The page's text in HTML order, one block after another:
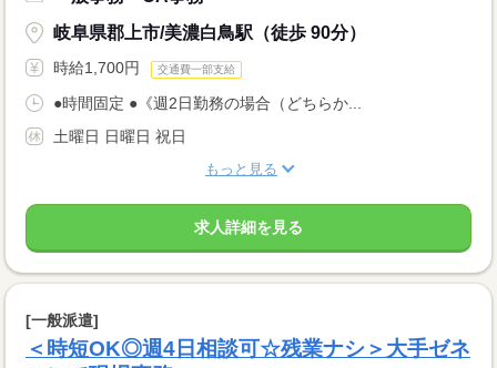
岐阜県郡上市/美濃白鳥駅（徒歩 90分）
時給1,700円 交通費一部支給
●時間固定 ●《週2日勤務の場合（どちらか...
土曜日 日曜日 祝日
もっと見る
求人詳細を見る
[一般派遣]
＜時短OK◎週4日相談可☆残業ナシ＞大手ゼネ